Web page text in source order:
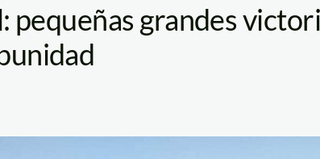
pequeñas grandes